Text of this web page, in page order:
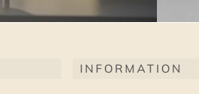
INFORMATION